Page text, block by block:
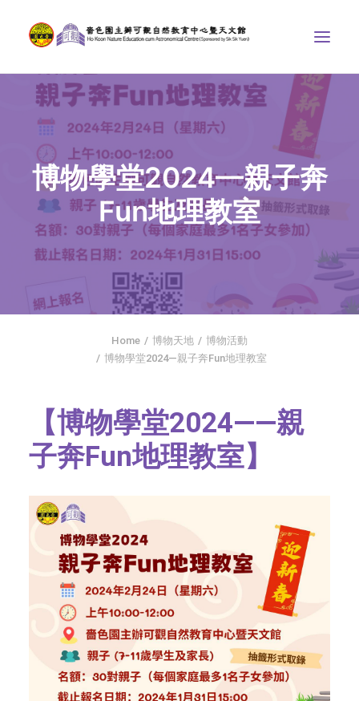
中心介紹
學界課程
天文館
博物天地
比賽/專題計劃
SEARCH
字型大小
博物學堂2024—親子奔
Fun地理教室
Home 博物天地
博物活動
博物學堂2024—親子奔Fun地理教室
【博物學堂2024——親
子奔Fun地理教室】